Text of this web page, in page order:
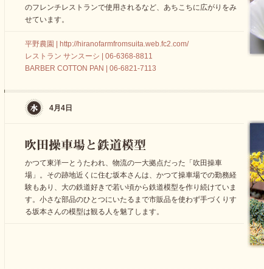
のフレンチレストランで使用されるなど、あちこちに広がりをみ
せています。
平野農園 | http://hiranofarmfromsuita.web.fc2.com/
レストラン サンスーシ | 06-6368-8811
BARBER COTTON PAN | 06-6821-7113
4月4日
かつて東洋一とうたわれ、物流の一大拠点だった「吹田操車
場」。その跡地近くに住む坂本さんは、かつて操車場での勤務経
験もあり、大の鉄道好きで若い頃から鉄道模型を作り続けていま
す。小さな部品のひとつにいたるまで市販品を使わず手づくりす
る坂本さんの模型は観る人を魅了します。